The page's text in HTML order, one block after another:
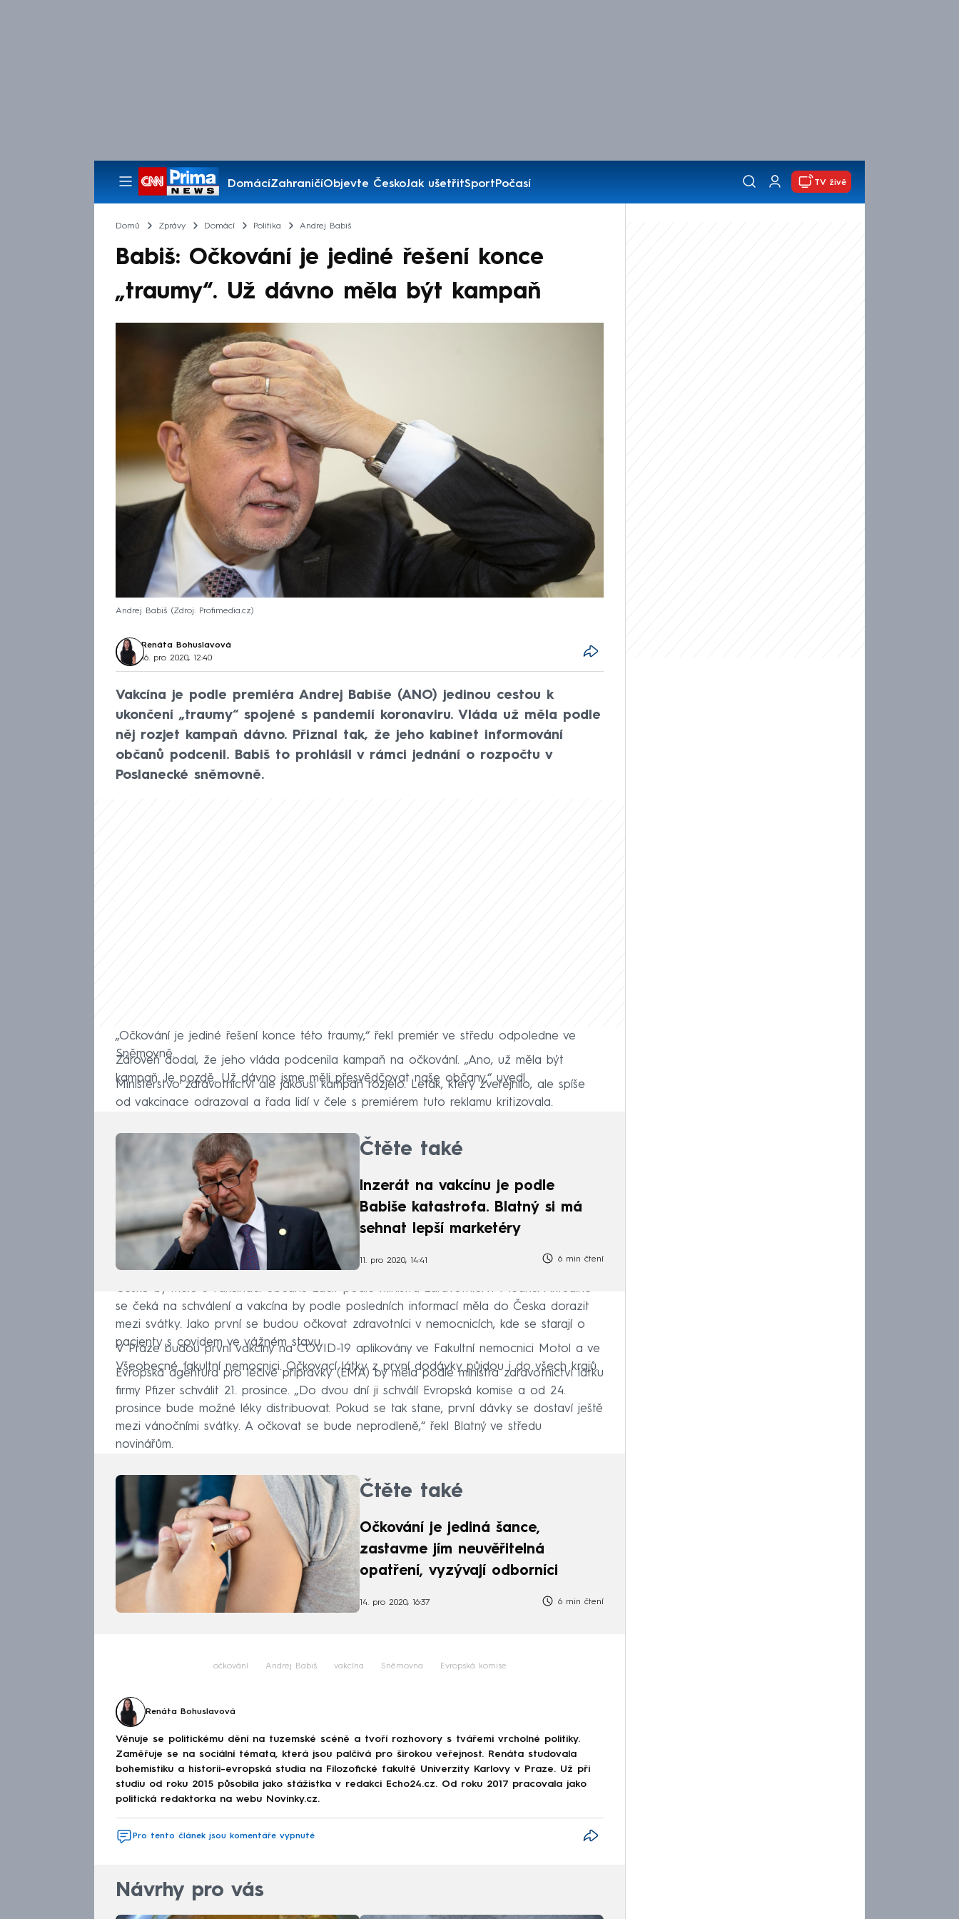
DomácíZahraničíObjevte ČeskoJak ušetřitSportPočasí
Pořady
TV živě
Domů Zprávy Domácí Politika Andrej Babiš
Babiš: Očkování je jediné řešení konce
„traumy“. Už dávno měla být kampaň
Andrej Babiš Zdroj: Profimedia.cz
Renáta Bohuslavová
16. pro 2020, 12:40
Vakcína je podle premiéra Andrej Babiše (ANO) jedinou cestou k
ukončení „traumy“ spojené s pandemií koronaviru. Vláda už měla podle
něj rozjet kampaň dávno. Přiznal tak, že jeho kabinet informování
občanů podcenil. Babiš to prohlásil v rámci jednání o rozpočtu v
Poslanecké sněmovně.
„Očkování je jediné řešení konce této traumy,“ řekl premiér ve středu odpoledne ve
Sněmovně.
Zároveň dodal, že jeho vláda podcenila kampaň na očkování. „Ano, už měla být
kampaň. Je pozdě. Už dávno jsme měli přesvědčovat naše občany,“ uvedl.
Ministerstvo zdravotnictví ale jakousi kampaň rozjelo. Leták, který zveřejnilo, ale spíše
od vakcinace odrazoval a řada lidí v čele s premiérem tuto reklamu kritizovala.
Čtěte také
Inzerát na vakcínu je podle
Babiše katastrofa. Blatný si má
sehnat lepší marketéry
11. pro 2020, 14:41 6 min čtení
Česko by mělo s vakcinací občanů začít podle ministra zdravotnictví v lednu. Aktuálně
se čeká na schválení a vakcína by podle posledních informací měla do Česka dorazit
mezi svátky. Jako první se budou očkovat zdravotníci v nemocnicích, kde se starají o
pacienty s covidem ve vážném stavu.
V Praze budou první vakcíny na COVID-19 aplikovány ve Fakultní nemocnici Motol a ve
Všeobecné fakultní nemocnici. Očkovací látky z první dodávky půjdou i do všech krajů.
Evropská agentura pro léčivé přípravky (EMA) by měla podle ministra zdravotnictví látku
firmy Pfizer schválit 21. prosince. „Do dvou dní ji schválí Evropská komise a od 24.
prosince bude možné léky distribuovat. Pokud se tak stane, první dávky se dostaví ještě
mezi vánočními svátky. A očkovat se bude neprodleně,“ řekl Blatný ve středu
novinářům.
Čtěte také
Očkování je jediná šance,
zastavme jím neuvěřitelná
opatření, vyzývají odborníci
14. pro 2020, 16:37 6 min čtení
očkování Andrej Babiš vakcína Sněmovna Evropská komise
Renáta Bohuslavová
Věnuje se politickému dění na tuzemské scéně a tvoří rozhovory s tvářemi vrcholné politiky.
Zaměřuje se na sociální témata, která jsou palčivá pro širokou veřejnost. Renáta studovala
bohemistiku a historii-evropská studia na Filozofické fakultě Univerzity Karlovy v Praze. Už při
studiu od roku 2015 působila jako stážistka v redakci Echo24.cz. Od roku 2017 pracovala jako
politická redaktorka na webu Novinky.cz.
Pro tento článek jsou komentáře vypnuté
Návrhy pro vás